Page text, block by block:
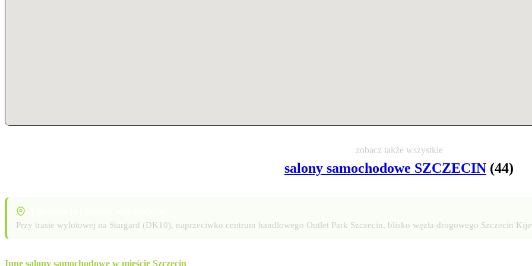
zobacz także wszystkie
salony samochodowe SZCZECIN (44)
Przy trasie wylotowej na Stargard (DK10), naprzeciwko centrum handlowego Outlet Park Szczecin, blisko węzła drogowego Szczecin
Inne salony samochodowe w mieście Szczecin